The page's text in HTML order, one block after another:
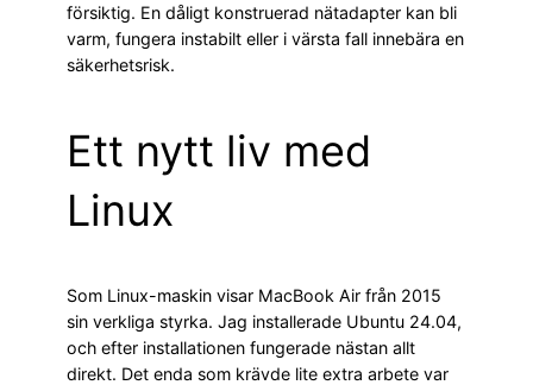
försiktig. En dåligt konstruerad nätadapter kan bli
varm, fungera instabilt eller i värsta fall innebära en
säkerhetsrisk.
Ett nytt liv med
Linux
Som Linux-maskin visar MacBook Air från 2015
sin verkliga styrka. Jag installerade Ubuntu 24.04,
och efter installationen fungerade nästan allt
direkt. Det enda som krävde lite extra arbete var